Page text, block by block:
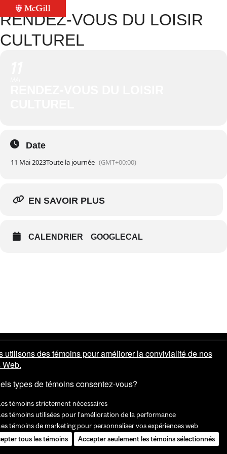
RENDEZ-VOUS DU LOISIR
CULTUREL
Date
11 Mai 2023Toute la journée (GMT+00:00)
EN SAVOIR PLUS
CALENDRIER GOOGLECAL
utilisons des témoins pour améliorer la convivialité de nos
types de témoins consentez-vous?
témoins strictement nécessaires
témoins utilisées pour l'amélioration de la performance
témoins de marketing pour personnaliser vos expériences web
tous les témoins
Accepter seulement les témoins sélectionnés